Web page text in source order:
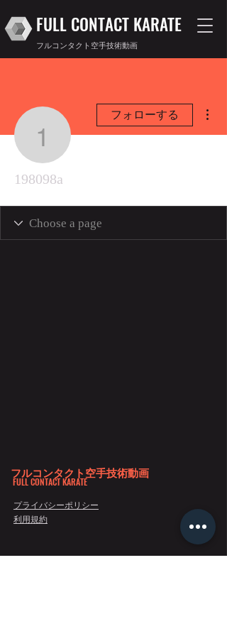
フルコンタクト空手技術動画
FULL CONTACT KARATE
198098a
フォローする
198098a
フルコンタクト空手技術動画
FULL CONTACT KARATE
プライバシーポリシー
利用規約